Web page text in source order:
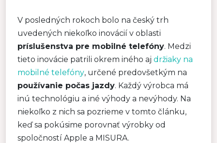
V posledných rokoch bolo na český trh
uvedených niekoľko inovácií v oblasti
príslušenstva pre mobilné telefóny. Medzi
tieto inovácie patrili okrem iného aj držiaky na
mobilné telefóny, určené predovšetkým na
používanie počas jazdy. Každý výrobca má
inú technológiu a iné výhody a nevýhody. Na
niekoľko z nich sa pozrieme v tomto článku,
keď sa pokúsime porovnať výrobky od
spoločností Apple a MISURA.